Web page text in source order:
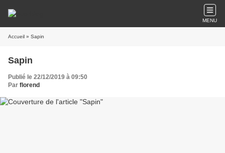
MENU
Accueil » Sapin
Sapin
Publié le 22/12/2019 à 09:50
Par florend